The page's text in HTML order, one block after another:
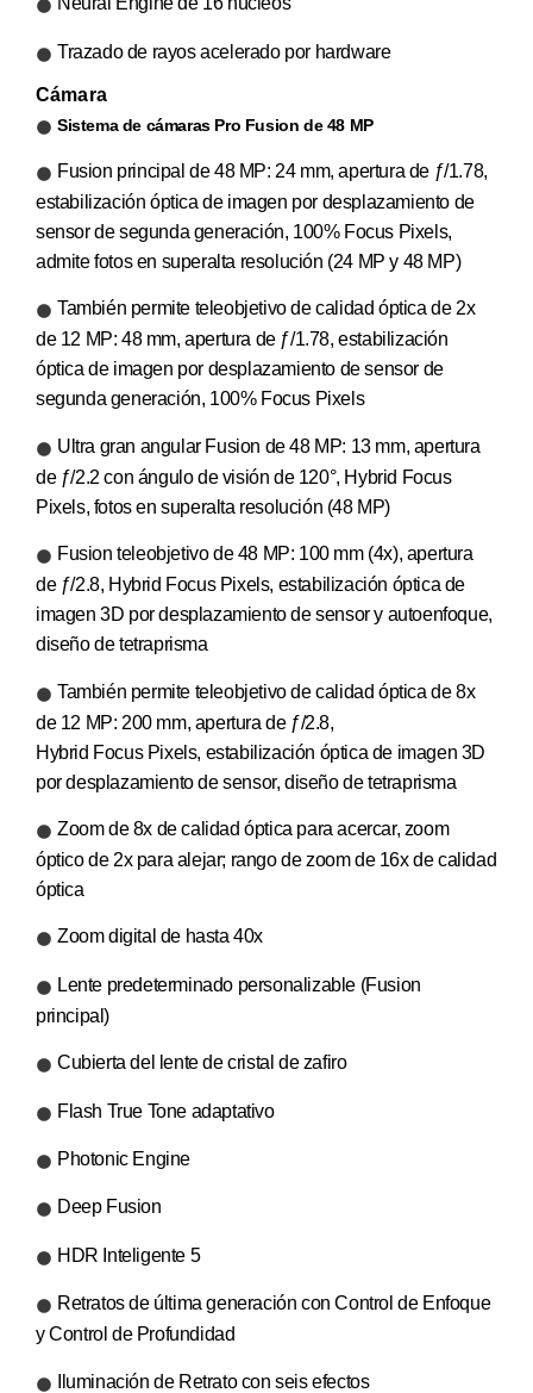
Trazado de rayos acelerado por hardware
Cámara
Sistema de cámaras Pro Fusion de 48 MP
Fusion principal de 48 MP: 24 mm, apertura de ƒ/1.78,
estabilización óptica de imagen por desplazamiento de
sensor de segunda generación, 100% Focus Pixels,
admite fotos en superalta resolución (24 MP y 48 MP)
También permite teleobjetivo de calidad óptica de 2x
de 12 MP: 48 mm, apertura de ƒ/1.78, estabilización
óptica de imagen por desplazamiento de sensor de
segunda generación, 100% Focus Pixels
Ultra gran angular Fusion de 48 MP: 13 mm, apertura
de ƒ/2.2 con ángulo de visión de 120°, Hybrid Focus
Pixels, fotos en superalta resolución (48 MP)
Fusion teleobjetivo de 48 MP: 100 mm (4x), apertura
de ƒ/2.8, Hybrid Focus Pixels, estabilización óptica de
imagen 3D por desplazamiento de sensor y autoenfoque,
diseño de tetraprisma
También permite teleobjetivo de calidad óptica de 8x
de 12 MP: 200 mm, apertura de ƒ/2.8,
Hybrid Focus Pixels, estabilización óptica de imagen 3D
por desplazamiento de sensor, diseño de tetraprisma
Zoom de 8x de calidad óptica para acercar, zoom
óptico de 2x para alejar; rango de zoom de 16x de calidad
óptica
Zoom digital de hasta 40x
Lente predeterminado personalizable (Fusion
principal)
Cubierta del lente de cristal de zafiro
Flash True Tone adaptativo
Photonic Engine
Deep Fusion
HDR Inteligente 5
Retratos de última generación con Control de Enfoque
y Control de Profundidad
Iluminación de Retrato con seis efectos